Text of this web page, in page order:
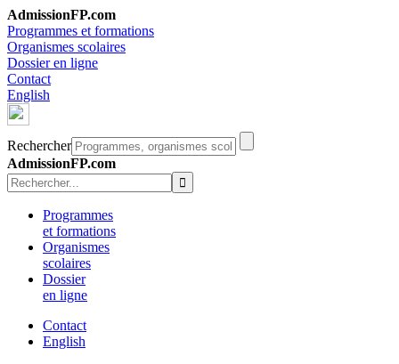
AdmissionFP.com
Programmes et formations
Organismes scolaires
Dossier en ligne
Contact
English
Rechercher
AdmissionFP.com
Programmes
et formations
Organismes
scolaires
Dossier
en ligne
Contact
English